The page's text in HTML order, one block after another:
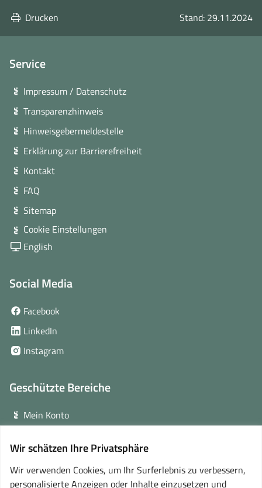
Wir schätzen Ihre Privatsphäre
Wir verwenden Cookies, um Ihr Surferlebnis zu verbessern,
personalisierte Anzeigen oder Inhalte einzusetzen und
Drucken Stand: 29.11.2024
Service
Impressum / Datenschutz
Transparenzhinweis
Hinweisgebermeldestelle
Erklärung zur Barrierefreiheit
Kontakt
FAQ
Sitemap
Cookie Einstellungen
English
Social Media
Facebook
Fenster)
LinkedIn
neuem
Instagram(öffnet
Fenster)
Geschützte Bereiche
Mein Konto
Online-Lernplattform(öffnet
in
neuem